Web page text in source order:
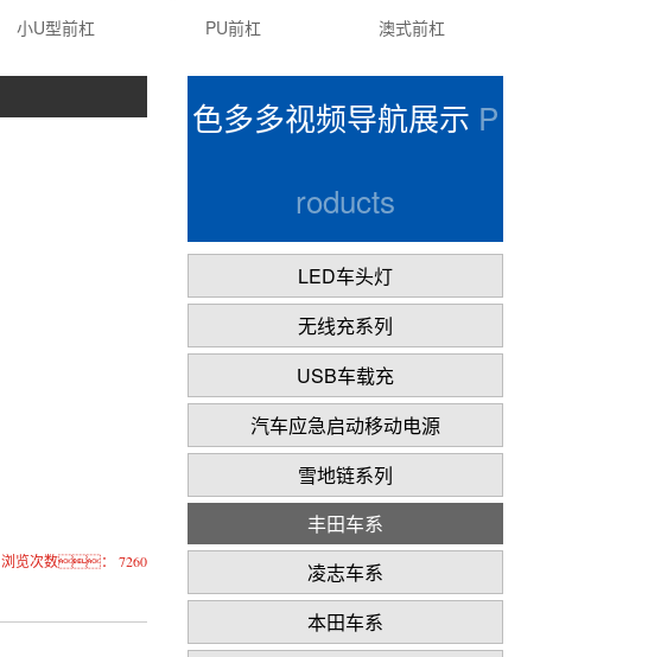
小U型前杠 PU前杠 澳式前杠
色多多视频导航展示 P
roducts
LED车头灯
无线充系列
USB车载充
汽车应急启动移动电源
雪地链系列
丰田车系
凌志车系
本田车系
浏览次数： 7260